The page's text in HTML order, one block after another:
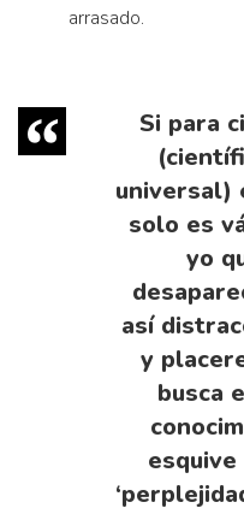
arrasado.
Si para
universal)
solo es
yo
así
y
busca